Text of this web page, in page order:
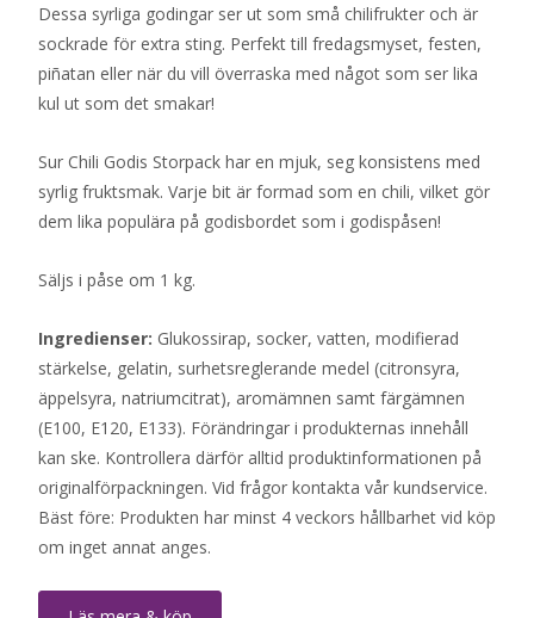
Dessa syrliga godingar ser ut som små chilifrukter och är
sockrade för extra sting. Perfekt till fredagsmyset, festen,
piñatan eller när du vill överraska med något som ser lika
kul ut som det smakar!
Sur Chili Godis Storpack har en mjuk, seg konsistens med
syrlig fruktsmak. Varje bit är formad som en chili, vilket gör
dem lika populära på godisbordet som i godispåsen!
Säljs i påse om 1 kg.
Ingredienser: Glukossirap, socker, vatten, modifierad
stärkelse, gelatin, surhetsreglerande medel (citronsyra,
äppelsyra, natriumcitrat), aromämnen samt färgämnen
(E100, E120, E133). Förändringar i produkternas innehåll
kan ske. Kontrollera därför alltid produktinformationen på
originalförpackningen. Vid frågor kontakta vår kundservice.
Bäst före: Produkten har minst 4 veckors hållbarhet vid köp
om inget annat anges.